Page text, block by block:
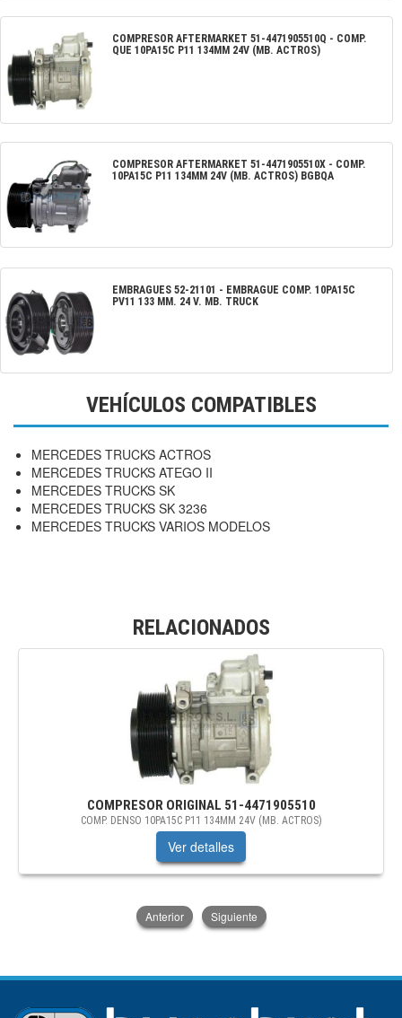
COMPRESOR AFTERMARKET 51-4471905510Q - COMP.
QUE 10PA15C P11 134MM 24V (MB. ACTROS)
COMPRESOR AFTERMARKET 51-4471905510X - COMP.
10PA15C P11 134MM 24V (MB. ACTROS) BGBQA
EMBRAGUES 52-21101 - EMBRAGUE COMP. 10PA15C
PV11 133 MM. 24 V. MB. TRUCK
VEHÍCULOS COMPATIBLES
MERCEDES TRUCKS ACTROS
MERCEDES TRUCKS ATEGO II
MERCEDES TRUCKS SK
MERCEDES TRUCKS SK 3236
MERCEDES TRUCKS VARIOS MODELOS
RELACIONADOS
COMPRESOR ORIGINAL 51-4471905510
COMP. DENSO 10PA15C P11 134MM 24V (MB. ACTROS)
Ver detalles
Anterior Siguiente